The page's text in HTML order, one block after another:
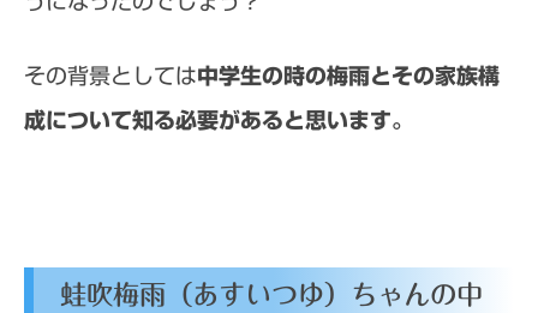
その背景としては中学生の時の梅雨とその家族構
成について知る必要があると思います。
蛙吹梅雨（あすいつゆ）ちゃんの中